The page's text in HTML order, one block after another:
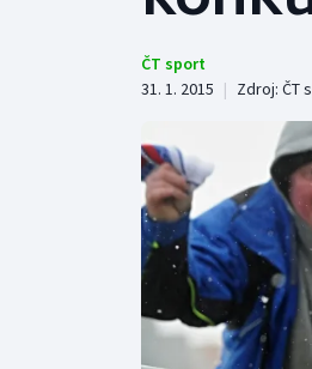
ČT sport
31. 1. 2015 | Zdroj: ČT